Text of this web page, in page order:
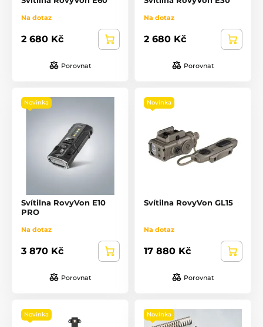
Na dotaz
2 680 Kč
Porovnat
Na dotaz
2 680 Kč
Porovnat
Novinka
Svítilna RovyVon E10
PRO
Na dotaz
3 870 Kč
Porovnat
Novinka
Svítilna RovyVon GL15
Na dotaz
17 880 Kč
Porovnat
Novinka Novinka